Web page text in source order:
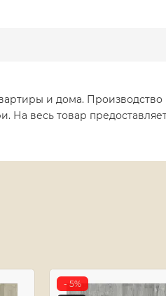
и дома.
На весь товар
- 5%